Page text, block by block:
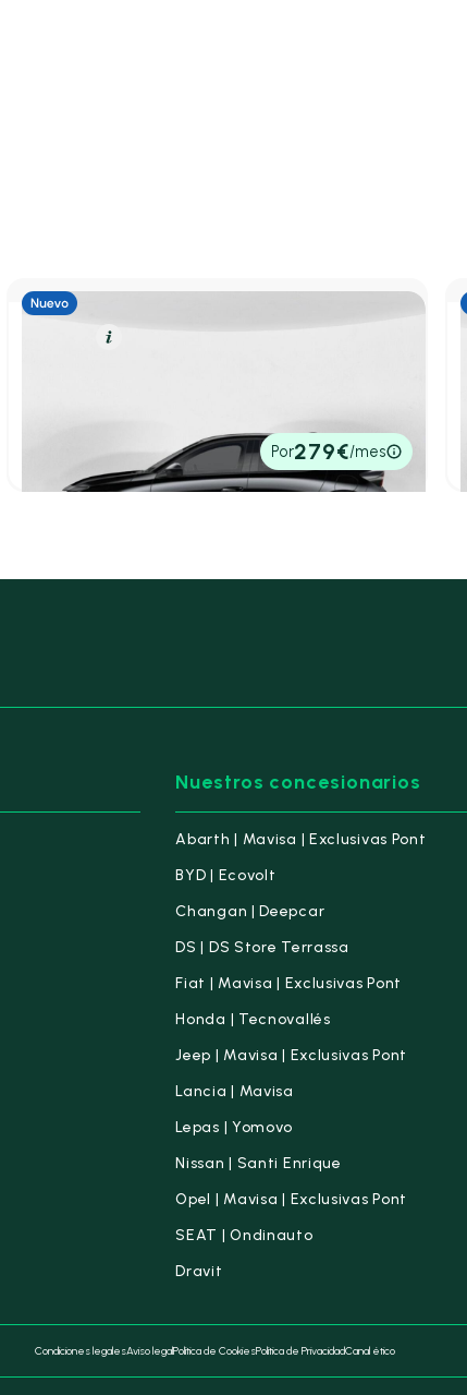
Por279€/mes
Nuestros concesionarios
Abarth | Mavisa | Exclusivas Pont
BYD | Ecovolt
Changan | Deepcar
DS | DS Store Terrassa
Fiat | Mavisa | Exclusivas Pont
Honda | Tecnovallés
Jeep | Mavisa | Exclusivas Pont
Lancia | Mavisa
Lepas | Yomovo
Nissan | Santi Enrique
Opel | Mavisa | Exclusivas Pont
SEAT | Ondinauto
Dravit
Condiciones legalesAviso legalPolítica de CookiesPolítica de PrivacidadCanal ético